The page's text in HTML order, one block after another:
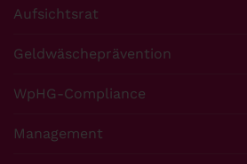
Aufsichtsrat
Geldwäscheprävention
WpHG-Compliance
Management